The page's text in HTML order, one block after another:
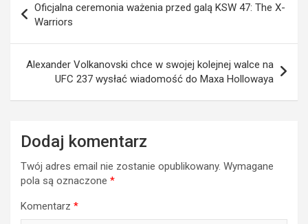
wpisu
Oficjalna ceremonia ważenia przed galą KSW 47: The X-
Warriors
Alexander Volkanovski chce w swojej kolejnej walce na
UFC 237 wysłać wiadomość do Maxa Hollowaya
Dodaj komentarz
Twój adres email nie zostanie opublikowany. Wymagane
pola są oznaczone *
Komentarz *